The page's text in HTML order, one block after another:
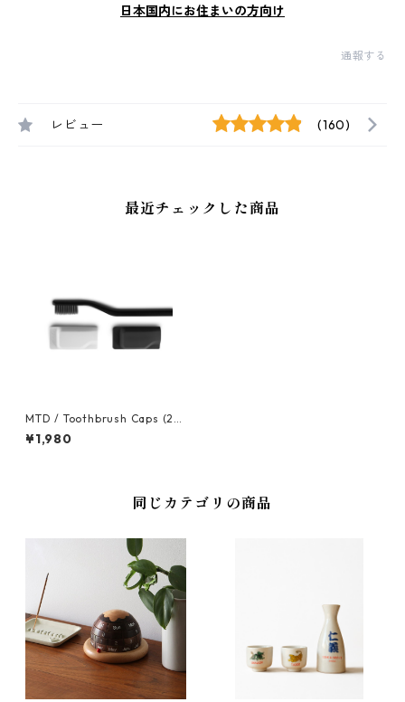
日本国内にお住まいの方向け
通報する
レビュー (160)
最近チェックした商品
MTD / Toothbrush Caps (2-
Pack)/トゥースプラッシュキ
ャップス(2P)
¥1,980
同じカテゴリの商品